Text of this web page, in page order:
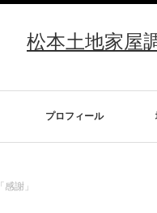
松本土地家屋
プロフィール
「感謝」